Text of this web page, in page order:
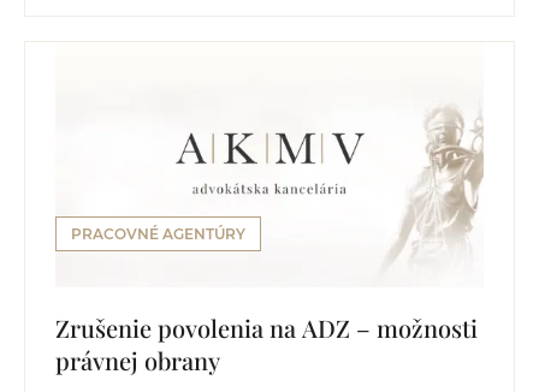
PRACOVNÉ AGENTÚRY
Zrušenie povolenia na ADZ – možnosti
právnej obrany